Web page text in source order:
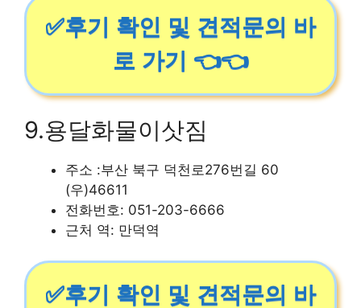
✅후기 확인 및 견적문의 바
로 가기 👈👈
9.용달화물이삿짐
주소 :부산 북구 덕천로276번길 60
(우)46611
전화번호: 051-203-6666
근처 역: 만덕역
✅후기 확인 및 견적문의 바